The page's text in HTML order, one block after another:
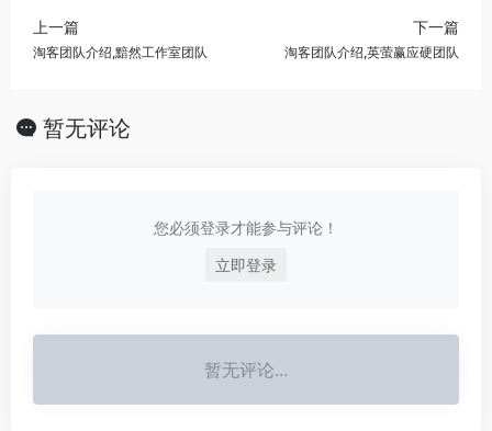
上一篇
淘客团队介绍,黯然工作室团队
下一篇
淘客团队介绍,英萤赢应硬团队
暂无评论
您必须登录才能参与评论！
立即登录
暂无评论...